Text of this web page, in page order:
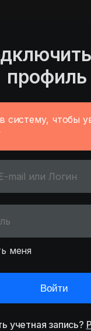
профиль
систему, чтобы
меня
Войти
учетная запись?